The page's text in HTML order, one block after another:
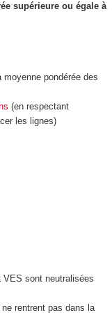
supérieure ou égale à
pondérée des
(en respectant
les lignes)
VES sont neutralisées
ne rentrent pas dans la